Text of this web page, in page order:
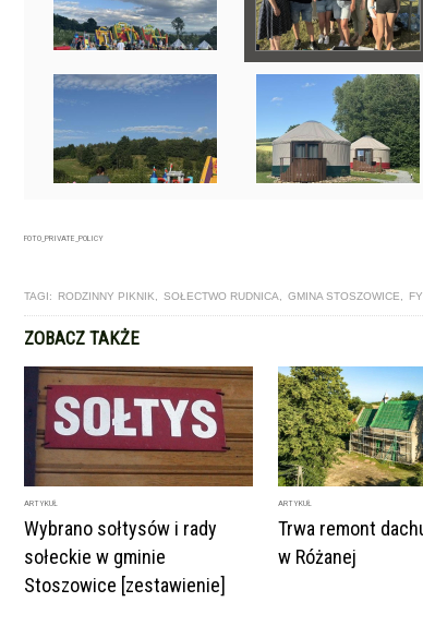
FOTO_PRIVATE_POLICY
TAGI: RODZINNY PIKNIK SOŁECTWO RUDNICA GMINA STOSZOWICE
ZOBACZ TAKŻE
ARTYKUŁ
Wybrano sołtysów i rady
sołeckie w gminie
Stoszowice [zestawienie]
ARTYKUŁ
Trwa remont
w Różanej